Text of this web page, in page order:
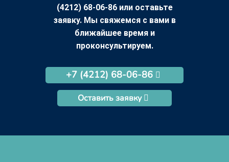
(4212) 68-06-86 или оставьте
заявку. Мы свяжемся с вами в
ближайшее время и
проконсультируем.
+7 (4212) 68-06-86
Оставить заявку